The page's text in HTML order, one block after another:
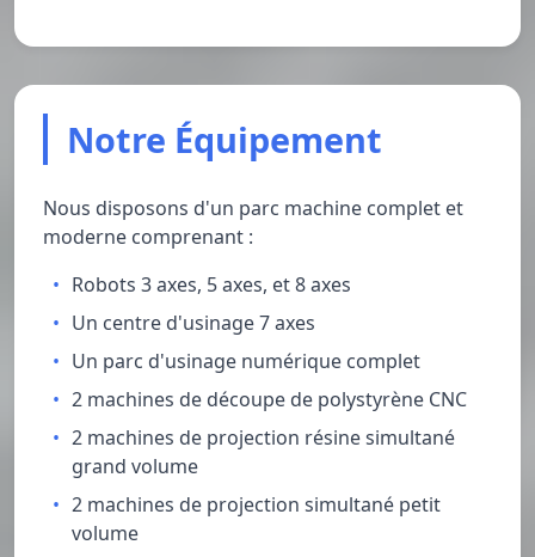
Notre Équipement
Nous disposons d'un parc machine complet et
moderne comprenant :
Robots 3 axes, 5 axes, et 8 axes
Un centre d'usinage 7 axes
Un parc d'usinage numérique complet
2 machines de découpe de polystyrène CNC
2 machines de projection résine simultané
grand volume
2 machines de projection simultané petit
volume